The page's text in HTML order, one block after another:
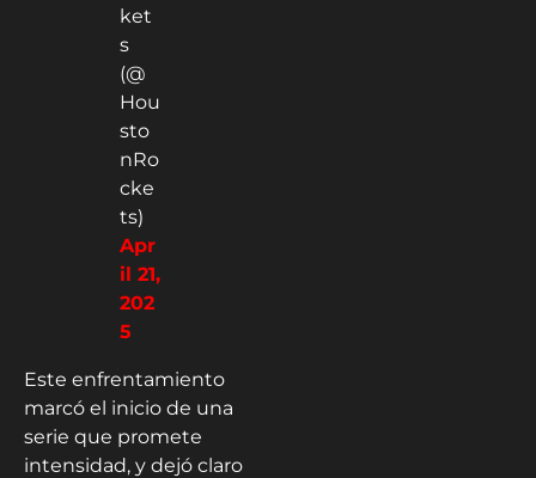
ket
s
(@
Hou
sto
nRo
cke
ts)
Apr
il 21,
202
5
Este enfrentamiento
marcó el inicio de una
serie que promete
intensidad, y dejó claro